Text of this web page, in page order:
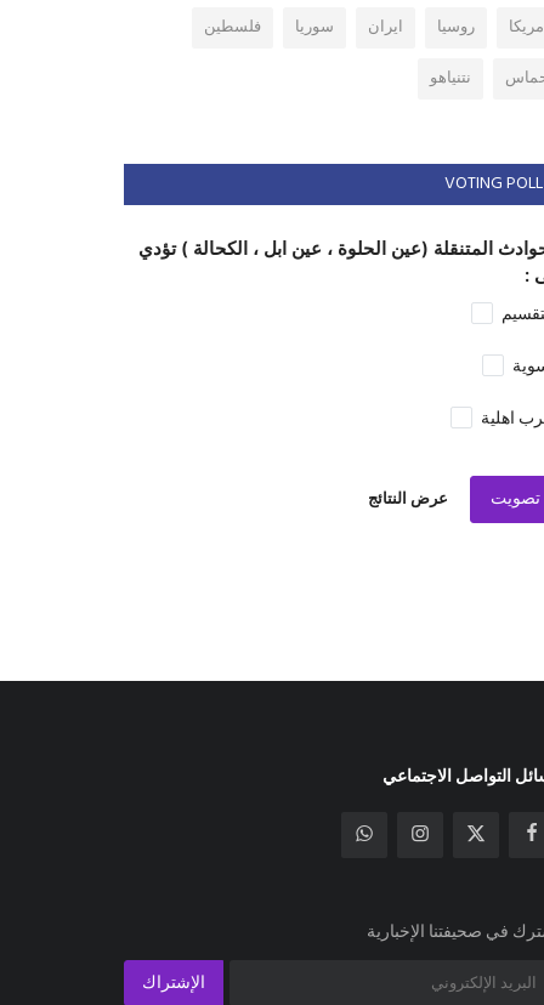
روسيا ايران سوريا
فلسطين
نتنياهو
VOTING POLL
المتنقلة (عين الحلوة ، عين ابل ، الكحالة ) تؤدي
:
اهلية
تصويت عرض النتائج
التواصل الاجتماعي
في صحيفتنا الإخبارية
الإشتراك